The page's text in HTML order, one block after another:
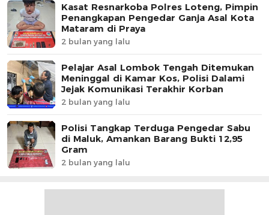
Kasat Resnarkoba Polres Loteng, Pimpin
Penangkapan Pengedar Ganja Asal Kota
Mataram di Praya
2 bulan yang lalu
Pelajar Asal Lombok Tengah Ditemukan
Meninggal di Kamar Kos, Polisi Dalami
Jejak Komunikasi Terakhir Korban
2 bulan yang lalu
Polisi Tangkap Terduga Pengedar Sabu
di Maluk, Amankan Barang Bukti 12,95
Gram
2 bulan yang lalu